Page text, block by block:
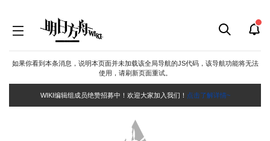
如果你看到本条消息，说明本页面并未加载该全局导航的JS代码，该导航功能将无法
使用，请刷新页面重试。
WIKI编辑组成员绝赞招募中！欢迎大家加入我们！ 点击了解详情~